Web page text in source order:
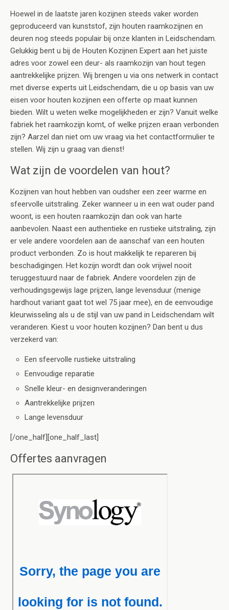
Hoewel in de laatste jaren kozijnen steeds vaker worden
geproduceerd van kunststof, zijn houten raamkozijnen en
deuren nog steeds populair bij onze klanten in Leidschendam.
Gelukkig bent u bij de Houten Kozijnen Expert aan het juiste
adres voor zowel een deur- als raamkozijn van hout tegen
aantrekkelijke prijzen. Wij brengen u via ons netwerk in contact
met diverse experts uit Leidschendam, die u op basis van uw
eisen voor houten kozijnen een offerte op maat kunnen
bieden. Wilt u weten welke mogelijkheden er zijn? Vanuit welke
fabriek het raamkozijn komt, of welke prijzen eraan verbonden
zijn? Aarzel dan niet om uw vraag via het contactformulier te
stellen. Wij zijn u graag van dienst!
Wat zijn de voordelen van hout?
Kozijnen van hout hebben van oudsher een zeer warme en
sfeervolle uitstraling. Zeker wanneer u in een wat ouder pand
woont, is een houten raamkozijn dan ook van harte
aanbevolen. Naast een authentieke en rustieke uitstraling, zijn
er vele andere voordelen aan de aanschaf van een houten
product verbonden. Zo is hout makkelijk te repareren bij
beschadigingen. Het kozijn wordt dan ook vrijwel nooit
teruggestuurd naar de fabriek. Andere voordelen zijn de
verhoudingsgewijs lage prijzen, lange levensduur (menige
hardhout variant gaat tot wel 75 jaar mee), en de eenvoudige
kleurwisseling als u de stijl van uw pand in Leidschendam wilt
veranderen. Kiest u voor houten kozijnen? Dan bent u dus
verzekerd van:
Een sfeervolle rustieke uitstraling
Eenvoudige reparatie
Snelle kleur- en designveranderingen
Aantrekkelijke prijzen
Lange levensduur
[/one_half][one_half_last]
Offertes aanvragen